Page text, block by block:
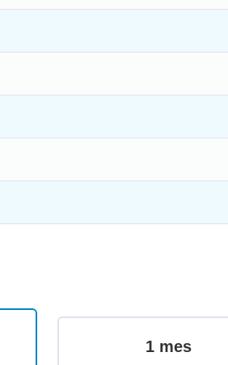
1 mes